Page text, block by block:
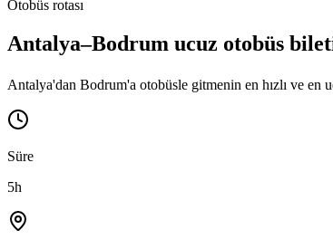
Otobüs rotası
Antalya–Bodrum ucuz otobüs
Antalya'dan Bodrum'a otobüsle gitmenin en hızlı ve en
Süre
5h